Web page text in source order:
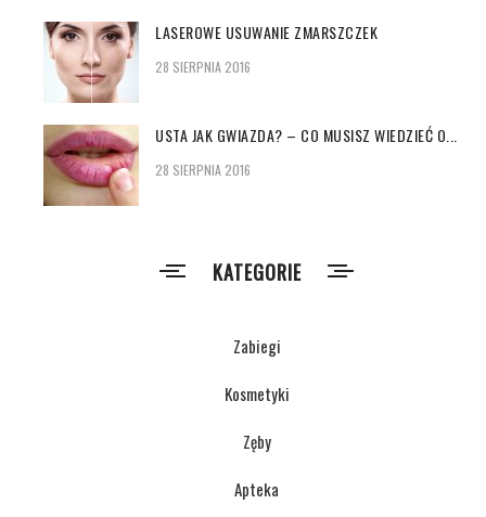
LASEROWE USUWANIE ZMARSZCZEK
28 SIERPNIA 2016
USTA JAK GWIAZDA? – CO MUSISZ WIEDZIEĆ O...
28 SIERPNIA 2016
KATEGORIE
Zabiegi
Kosmetyki
Zęby
Apteka